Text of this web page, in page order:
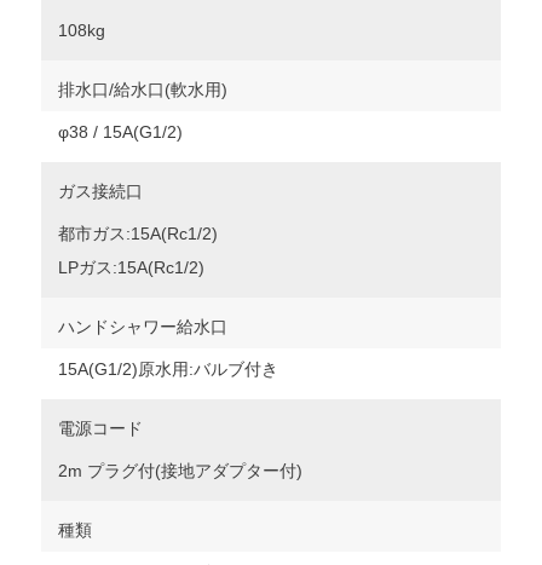
108kg
排水口/給水口(軟水用)
φ38 / 15A(G1/2)
ガス接続口
都市ガス:15A(Rc1/2)
LPガス:15A(Rc1/2)
ハンドシャワー給水口
15A(G1/2)原水用:バルブ付き
電源コード
2m プラグ付(接地アダプター付)
種類